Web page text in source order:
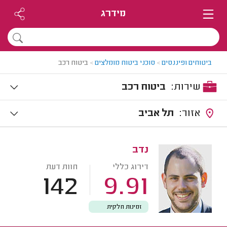
מידרג
ביטוחים ופיננסים> סוכני ביטוח מומלצים> ביטוח רכב
ביטוח רכב
תל אביב
נדב
דירוג כללי
9.91
חוות דעת
142
זמינות חלקית